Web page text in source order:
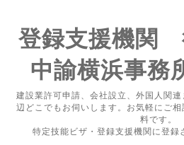
登録支援機関
中諭横浜事務
建設業許可申請、会社設立、外国人関
辺どこでもお伺いします。お気軽にご
料です。
特定技能ビザ・登録支援機関に登録